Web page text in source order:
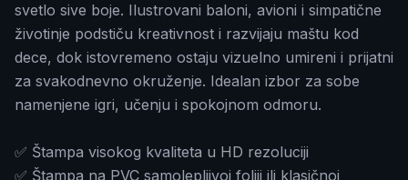
svetlo sive boje. Ilustrovani baloni, avioni i simpatične
životinje podstiču kreativnost i razvijaju maštu kod
dece, dok istovremeno ostaju vizuelno umireni i prijatni
za svakodnevno okruženje. Idealan izbor za sobe
namenjene igri, učenju i spokojnom odmoru.
✅ Štampa visokog kvaliteta u HD rezoluciji
✅ Štampa na PVC samolepljivoj foliji ili klasičnoj